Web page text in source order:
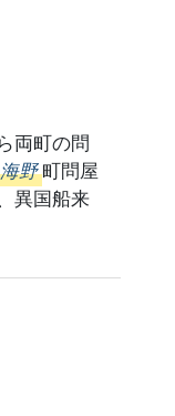
両町の問
海野 町問屋
異国船来